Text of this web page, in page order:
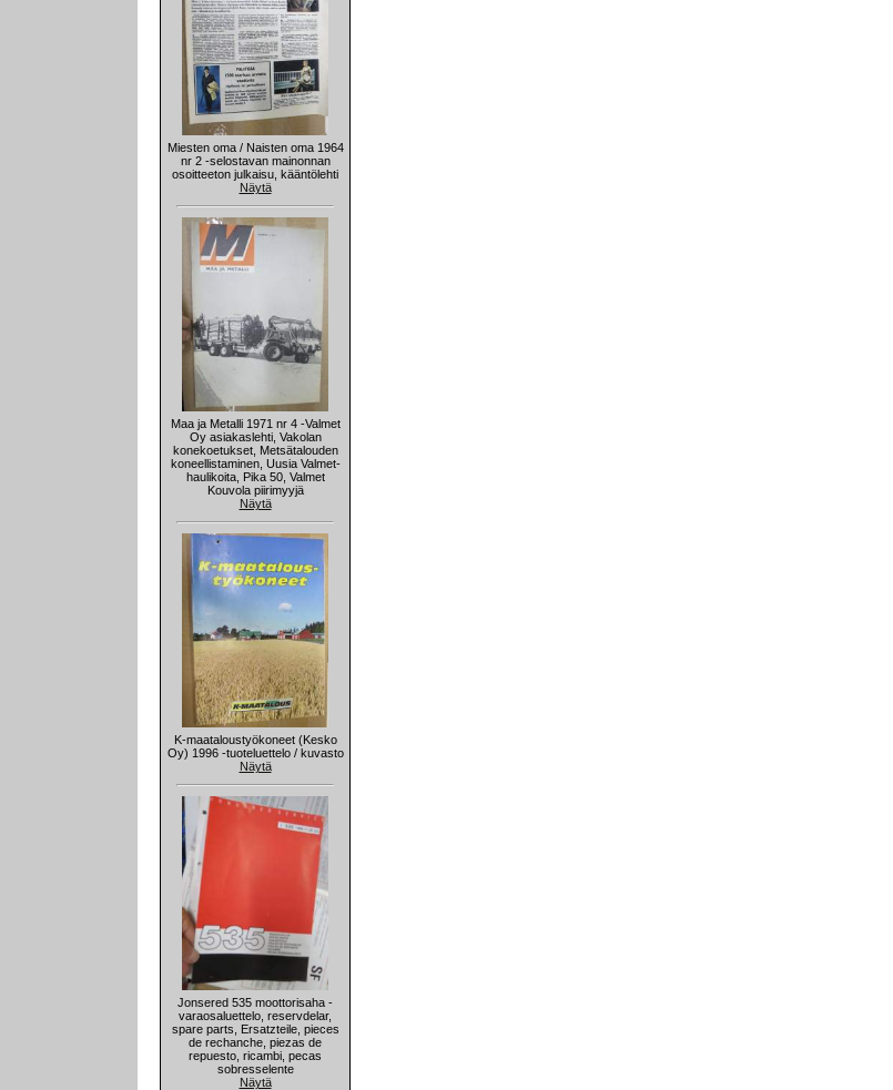
Miesten oma / Naisten oma 1964
nr 2 -selostavan mainonnan
osoitteeton julkaisu, kääntölehti
Näytä
Maa ja Metalli 1971 nr 4 -Valmet
Oy asiakaslehti, Vakolan
konekoetukset, Metsätalouden
koneellistaminen, Uusia Valmet-
haulikoita, Pika 50, Valmet
Kouvola piirimyyjä
Näytä
K-maataloustyökoneet (Kesko
Oy) 1996 -tuoteluettelo / kuvasto
Näytä
Jonsered 535 moottorisaha -
varaosaluettelo, reservdelar,
spare parts, Ersatzteile, pieces
de rechanche, piezas de
repuesto, ricambi, pecas
sobresselente
Näytä